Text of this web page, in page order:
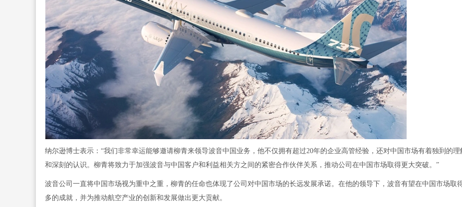
纳尔逊博士表示：“我们非常幸运能够邀请柳青来领导波音中国业务，他不仅拥有超过20年的企业高管经验，还对中国市场有着独到的理
和深刻的认识。柳青将致力于加强波音与中国客户和利益相关方之间的紧密合作伙伴关系，推动公司在中国市场取得更大突破。”
波音公司一直将中国市场视为重中之重，柳青的任命也体现了公司对中国市场的长远发展承诺。在他的领导下，波音有望在中国市场取
多的成就，并为推动航空产业的创新和发展做出更大贡献。